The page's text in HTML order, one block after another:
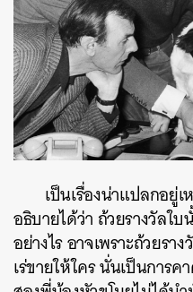
เป็นเรื่องน่าแปลกอยู่
อธิบายได้ว่า ถ้วยรางวัลใ
อย่างไร อาจเพราะถ้วยรา
เร่ขายให้ใคร นั่นเป็นการ